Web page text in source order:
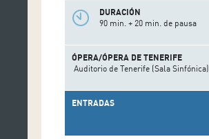
DURACIÓN
90 min. + 20 min. de pausa
ÓPERA/ÓPERA DE TENERIFE
Auditorio de Tenerife (Sala Sinfónica)
ENTRADAS